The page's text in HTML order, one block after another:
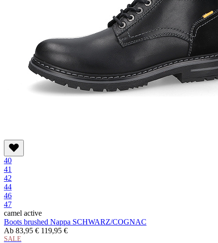
40
41
42
44
46
47
camel active
Boots brushed Nappa SCHWARZ/COGNAC
Ab 83,95 € 119,95 €
SALE